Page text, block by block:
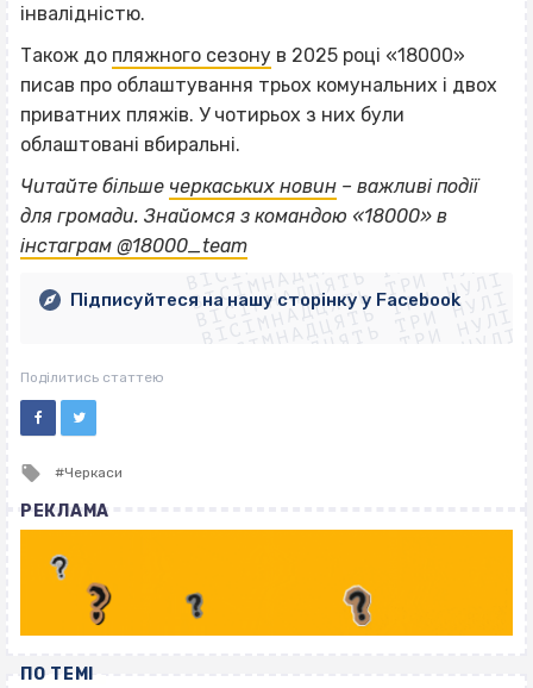
інвалідністю.
Також до пляжного сезону в 2025 році «18000»
писав про облаштування трьох комунальних і двох
приватних пляжів. У чотирьох з них були
облаштовані вбиральні.
Читайте більше черкаських новин – важливі події
для громади. Знайомся з командою «18000» в
інстаграм @18000_teamВІСІМНАДЦЯТЬ ТРИ НУЛІ
ВІСІМНАДЦЯТЬ ТРИ НУЛІ
ВІСІМНАДЦЯТЬ ТРИ НУЛІ
ВІСІМНАДЦЯТЬ ТРИ НУЛІ
ВІСІМНАДЦЯТЬ ТРИ НУЛІ
ВІСІМНАДЦЯТЬ ТРИ НУЛІ
ВІСІМНАДЦЯТЬ ТРИ НУЛІ
ВІСІМНАДЦЯТЬ ТРИ НУЛІ
Підписуйтеся на нашу сторінку у Facebook
Поділитись статтею
Tagged
Черкаси
РЕКЛАМА
ПО ТЕМІ